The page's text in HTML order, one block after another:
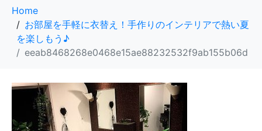
Home
お部屋を手軽に衣替え！手作りのインテリアで熱い夏
を楽しもう♪
eeab8468268e0468e15ae88232532f9ab155b06d